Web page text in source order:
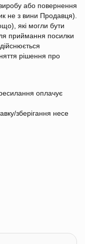
або повернення
не з вини Продавця).
які могли бути
приймання посилки
рішення про
оплачує
зберігання несе